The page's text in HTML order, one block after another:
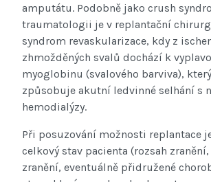
amputátu. Podobně jako crush
traumatologii je v replantační
syndrom revaskularizace, kdy z
zhmožděných svalů dochází k
myoglobinu (svalového barviva),
způsobuje akutní ledvinné selhání s
hemodialýzy.
Při posuzování možnosti replantace
celkový stav pacienta (rozsah
zranění, eventuálně přidružené